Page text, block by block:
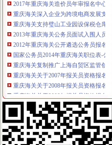
重庆海关深入企业为跨境电商发展支招
重庆海关支持璧山工业园设保税仓库
2013年重庆海关公务员面试入围人员
2012年重庆海关公开遴选公务员报名
国家公务员2014年重庆海关职位表-公
重庆海关复制推广上海自贸区监管创
重庆海关关于2007年报关员资格报名
重庆海关关于2008年报关员资格报名
重庆海关关于2008年报关员资格报名
重庆海关关于2008年报关员资格报名
2017年重庆海关造价员年审报名中心_
国家公务员重庆海关2013年有多少人
2016年国家公务员重庆海关面试公告-
2012年重庆海关公务员面试工作安排